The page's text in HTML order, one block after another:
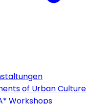
of Urban
Workshops